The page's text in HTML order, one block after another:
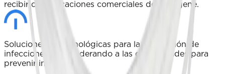
recibir comunicaciones comerciales de Terragene.
Soluciones biotecnológicas para la prevención de
infecciones | Empoderando a las comunidades para
prevenir infecciones.